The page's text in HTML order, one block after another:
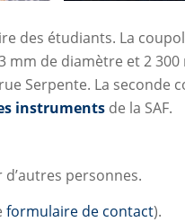
des étudiants. La
mm de diamètre et 2 300
Serpente. La seconde
instruments de la SAF.
personnes.
formulaire de contact).